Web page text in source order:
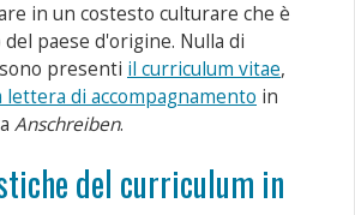
in un costesto culturare che è
paese d'origine. Nulla di
presenti il curriculum vitae,
lettera di accompagnamento in
Anschreiben.
del curriculum in